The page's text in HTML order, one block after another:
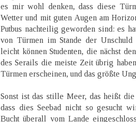
es mir wohl denken, dass diese
Wetter und mit guten Augen am
Putbus nachteilig geworden sind: es
von Türmen im Stande der
leicht können Studenten, die nächst
des Serails die meiste Zeit übrig
Türmen erscheinen, und das größte
Sonst ist das stille Meer, das heißt
dass dies Seebad nicht so gesucht
Bucht überall vom Lande